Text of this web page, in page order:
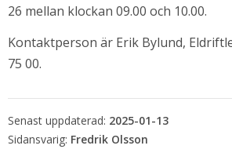
26 mellan klockan 09.00 och 10.00.
Kontaktperson är Erik Bylund,
75 00.
Senast uppdaterad: 2025-01-13
Fredrik Olsson